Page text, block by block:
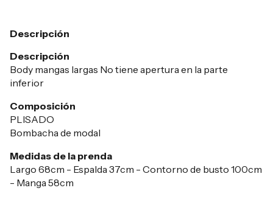
Descripción
Descripción
Body mangas largas No tiene apertura en la parte
inferior
Composición
PLISADO
Bombacha de modal
Medidas de la prenda
Largo 68cm - Espalda 37cm - Contorno de busto 100cm
- Manga 58cm